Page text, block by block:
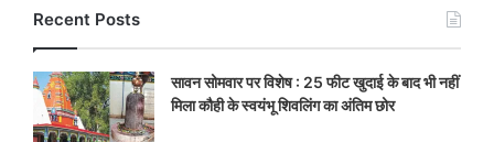
Recent Posts
सावन सोमवार पर विशेष : 25 फीट खुदाई के बाद भी नहीं
मिला कौही के स्वयंभू शिवलिंग का अंतिम छोर